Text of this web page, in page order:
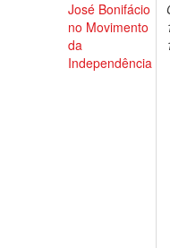
José Bonifácio
no Movimento
da
Independência